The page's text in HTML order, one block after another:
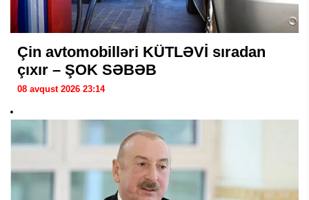
Çin avtomobilləri KÜTLƏVİ sıradan
çıxır – ŞOK SƏBƏB
08 avqust 2026 23:14